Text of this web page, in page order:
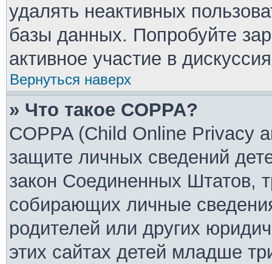
удалять неактивных
базы данных. Попробуйте
активное участие в
Вернуться наверх
» Что такое COPPA?
COPPA (Child Online Privacy
защите личных сведений
закон Соединенных Штатов,
собирающих личные
родителей или других
этих сайтах детей младше